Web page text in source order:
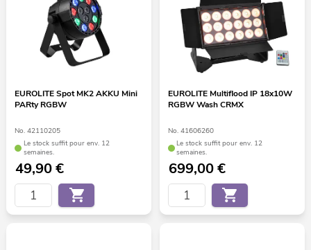
EUROLITE Spot MK2 AKKU Mini
PARty RGBW
No. 42110205
Le stock suffit pour env. 12
semaines.
49,90€
EUROLITE Multiflood IP 18x10W
RGBW Wash CRMX
No. 41606260
Le stock suffit pour env. 12
semaines.
699,00€